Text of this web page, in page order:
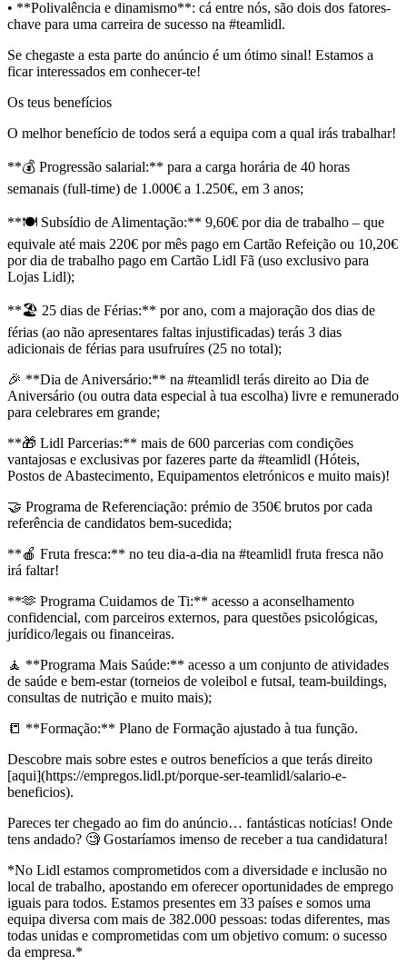
• **Polivalência e dinamismo**: cá entre nós, são dois dos fatores-
chave para uma carreira de sucesso na #teamlidl.
Se chegaste a esta parte do anúncio é um ótimo sinal! Estamos a
ficar interessados em conhecer-te!
Os teus benefícios
O melhor benefício de todos será a equipa com a qual irás trabalhar!
**💰 Progressão salarial:** para a carga horária de 40 horas
semanais (full-time) de 1.000€ a 1.250€, em 3 anos;
**🍽️ Subsídio de Alimentação:** 9,60€ por dia de trabalho – que
equivale até mais 220€ por mês pago em Cartão Refeição ou 10,20€
por dia de trabalho pago em Cartão Lidl Fã (uso exclusivo para
Lojas Lidl);
**🏖️ 25 dias de Férias:** por ano, com a majoração dos dias de
férias (ao não apresentares faltas injustificadas) terás 3 dias
adicionais de férias para usufruíres (25 no total);
🎉 **Dia de Aniversário:** na #teamlidl terás direito ao Dia de
Aniversário (ou outra data especial à tua escolha) livre e remunerado
para celebrares em grande;
**🎁 Lidl Parcerias:** mais de 600 parcerias com condições
vantajosas e exclusivas por fazeres parte da #teamlidl (Hóteis,
Postos de Abastecimento, Equipamentos eletrónicos e muito mais)!
🤝 Programa de Referenciação: prémio de 350€ brutos por cada
referência de candidatos bem-sucedida;
**🍎 Fruta fresca:** no teu dia-a-dia na #teamlidl fruta fresca não
irá faltar!
**🫶 Programa Cuidamos de Ti:** acesso a aconselhamento
confidencial, com parceiros externos, para questões psicológicas,
jurídico/legais ou financeiras.
🧘 **Programa Mais Saúde:** acesso a um conjunto de atividades
de saúde e bem-estar (torneios de voleibol e futsal, team-buildings,
consultas de nutrição e muito mais);
📒 **Formação:** Plano de Formação ajustado à tua função.
Descobre mais sobre estes e outros benefícios a que terás direito
[aqui](https://empregos.lidl.pt/porque-ser-teamlidl/salario-e-
beneficios).
Pareces ter chegado ao fim do anúncio… fantásticas notícias! Onde
tens andado? 🧐 Gostaríamos imenso de receber a tua candidatura!
*No Lidl estamos comprometidos com a diversidade e inclusão no
local de trabalho, apostando em oferecer oportunidades de emprego
iguais para todos. Estamos presentes em 33 países e somos uma
equipa diversa com mais de 382.000 pessoas: todas diferentes, mas
todas unidas e comprometidas com um objetivo comum: o sucesso
da empresa.*